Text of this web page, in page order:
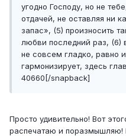
угодно Господу, но не
отдачей, не оставляя ни
запас», (5) произносить
любви последний раз, (6)
не совсем гладко, равно
гармонизирует, здесь
40660[/snapback]
Просто удивительно! Вот
распечатаю и поразмышляю!